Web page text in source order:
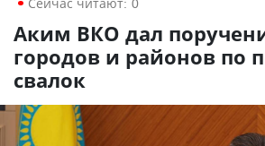
Аким ВКО дал
городов и районов по
свалок